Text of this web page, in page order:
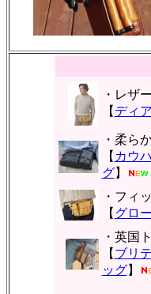
・レザ
【 ディ
・柔ら
【 カウ
グ】
・フィ
【 グロ
・英国
【 ブリ
ッグ】